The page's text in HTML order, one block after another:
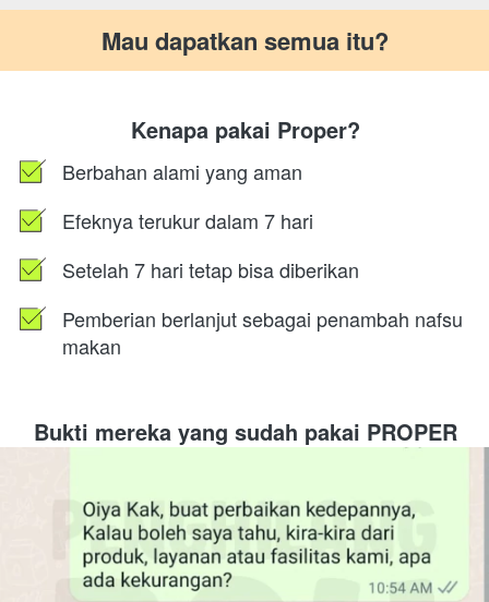
Mau dapatkan semua itu?
Kenapa pakai Proper?
Berbahan alami yang aman
Efeknya terukur dalam 7 hari
Setelah 7 hari tetap bisa diberikan
Pemberian berlanjut sebagai penambah nafsu
makan
Bukti mereka yang sudah pakai PROPER